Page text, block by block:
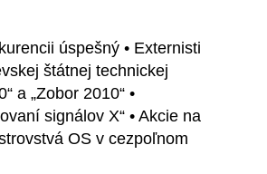
úspešný • Externisti
štátnej technickej
a „Zobor 2010“ •
signálov X“ • Akcie na
OS v cezpoľnom